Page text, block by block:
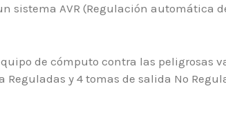
sistema AVR (Regulación automática
de cómputo contra las peligrosas
y 4 tomas de salida No